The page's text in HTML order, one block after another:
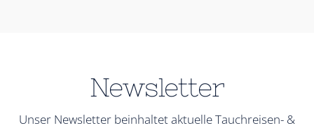
Newsletter
Unser Newsletter beinhaltet aktuelle Tauchreisen- &